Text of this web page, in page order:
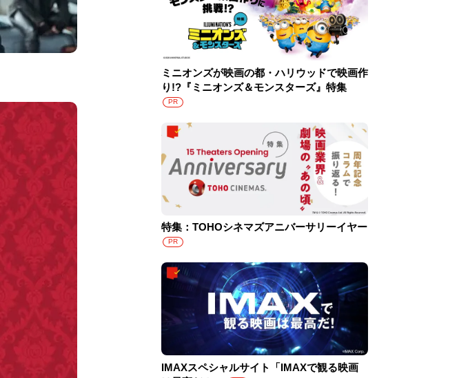
ミニオンズが映画の都・ハリウッドで映画作
り!?『ミニオンズ＆モンスターズ』特集
PR
特集：TOHOシネマズアニバーサリーイヤー
PR
IMAXスペシャルサイト「IMAXで観る映画